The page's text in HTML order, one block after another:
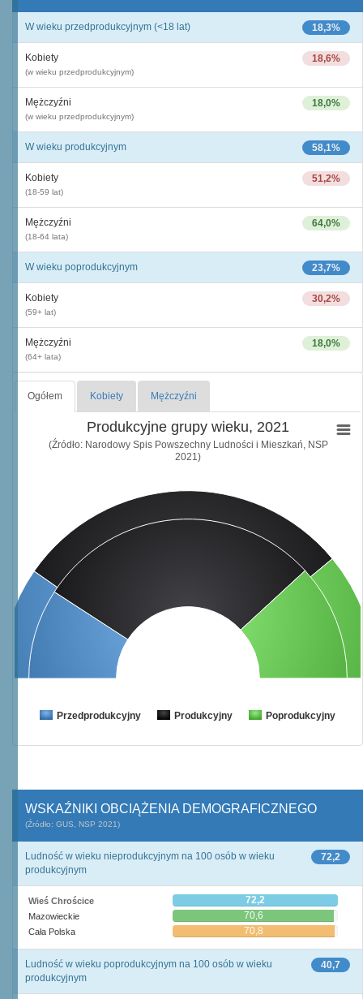
18,3%
W wieku przedprodukcyjnym (<18 lat)
18,6%
Kobiety
(w wieku przedprodukcyjnym)
18,0%
Mężczyźni
(w wieku przedprodukcyjnym)
58,1%
W wieku produkcyjnym
51,2%
Kobiety
(18-59 lat)
64,0%
Mężczyźni
(18-64 lata)
23,7%
W wieku poprodukcyjnym
30,2%
Kobiety
(59+ lat)
18,0%
Mężczyźni
(64+ lata)
Ogółem Kobiety Mężczyźni
Produkcyjne grupy wieku, 2021
(Źródło: Narodowy Spis Powszechny Ludności i Mieszkań, NSP
2021)
Przedprodukcyjny Produkcyjny Poprodukcyjny
WSKAŹNIKI OBCIĄŻENIA DEMOGRAFICZNEGO
(Źródło: GUS, NSP 2021)
72,2
Ludność w wieku nieprodukcyjnym na 100 osób w wieku
produkcyjnym
Wieś Chrościce 72,2
Mazowieckie 70,6
Cała Polska 70,8
40,7
Ludność w wieku poprodukcyjnym na 100 osób w wieku
produkcyjnym